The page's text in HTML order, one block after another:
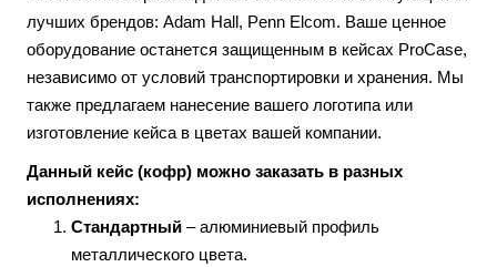
лучших брендов: Adam Hall, Penn Elcom. Ваше ценное
оборудование останется защищенным в кейсах ProCase,
независимо от условий транспортировки и хранения. Мы
также предлагаем нанесение вашего логотипа или
изготовление кейса в цветах вашей компании.
Данный кейс (кофр) можно заказать в разных
исполнениях:
Стандартный – алюминиевый профиль
металлического цвета.